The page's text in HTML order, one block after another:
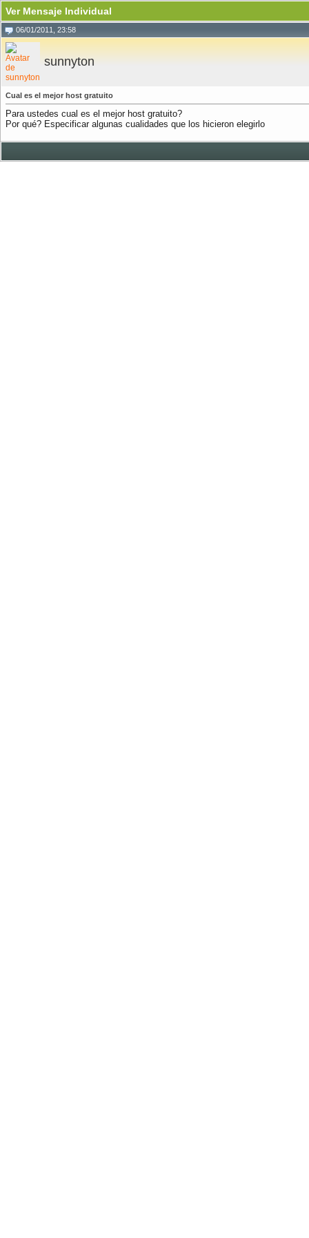
Ver Mensaje Individual
06/01/2011, 23:58
sunnyton
Cual es el mejor host gratuito
Para ustedes cual es el mejor host gratuito?
Por qué? Especificar algunas cualidades que los hicieron elegirlo